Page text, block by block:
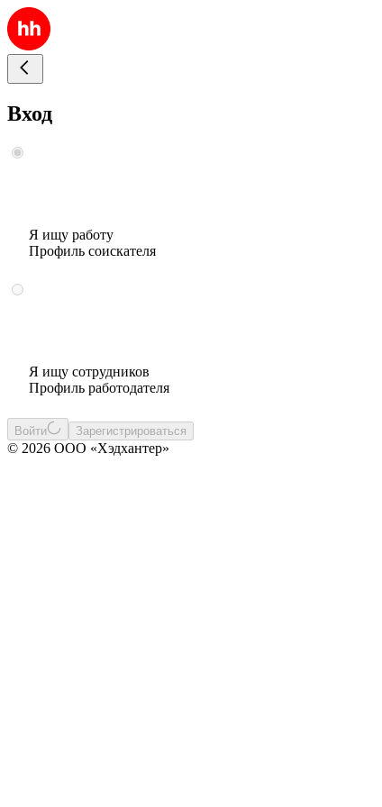
Вход
Я ищу работу
Профиль соискателя
Я ищу сотрудников
Профиль работодателя
Войти Зарегистрироваться
© 2026 ООО «Хэдхантер»